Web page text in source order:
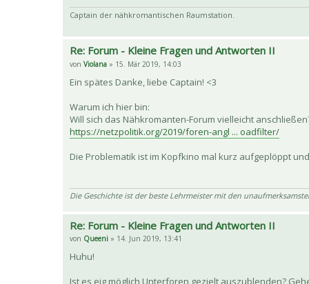
Captain der nähkromantischen Raumstation.
Re: Forum - Kleine Fragen und Antworten II
von Violana » 15. Mär 2019, 14:03
Ein spätes Danke, liebe Captain! <3
Warum ich hier bin:
Will sich das Nähkromanten-Forum vielleicht
https://netzpolitik.org/2019/foren-angl ... oadfilter/
Die Problematik ist im Kopfkino mal kurz aufgeplöppt
Die Geschichte ist der beste Lehrmeister mit den
Re: Forum - Kleine Fragen und Antworten II
von Queeni » 14. Jun 2019, 13:41
Huhu!